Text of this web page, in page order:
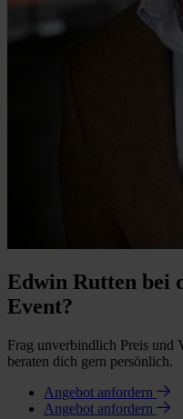
Edwin Rutten bei
Event?
Frag unverbindlich Preis und
beraten dich gern persönlich.
Angebot anfordern
Angebot anfordern